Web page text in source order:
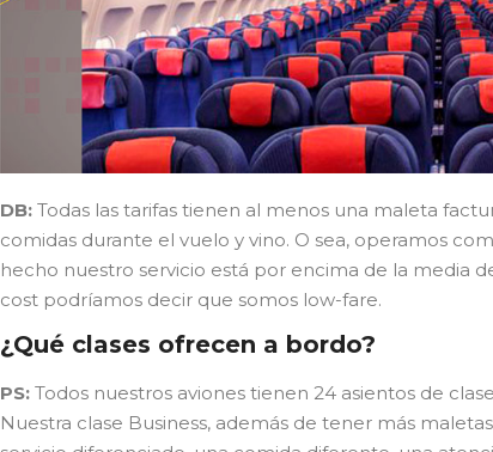
DB: Todas las tarifas tienen al menos una maleta
comidas durante el vuelo y vino. O sea, operamos
hecho nuestro servicio está por encima de la media
cost podríamos decir que somos low-fare.
¿Qué clases ofrecen a bordo?
PS: Todos nuestros aviones tienen 24 asientos de
Nuestra clase Business, además de tener más